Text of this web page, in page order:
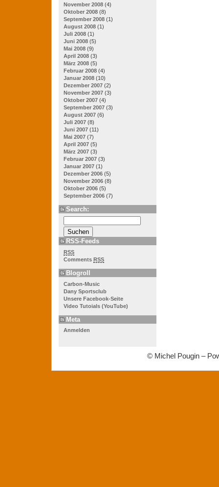
November 2008 (4)
Oktober 2008 (8)
September 2008 (1)
August 2008 (1)
Juli 2008 (1)
Juni 2008 (5)
Mai 2008 (9)
April 2008 (3)
März 2008 (5)
Februar 2008 (4)
Januar 2008 (10)
Dezember 2007 (2)
November 2007 (3)
Oktober 2007 (4)
September 2007 (3)
August 2007 (6)
Juli 2007 (8)
Juni 2007 (11)
Mai 2007 (7)
April 2007 (5)
März 2007 (3)
Februar 2007 (3)
Januar 2007 (1)
Dezember 2006 (5)
November 2006 (8)
Oktober 2006 (5)
September 2006 (7)
Search:
RSS-Feeds
RSS
Comments RSS
Blogroll
Carbon-Music
Dany Sportsclub
Unsere Facebook-Seite
Video Tutoials (YouTube)
Meta
Anmelden
© Michel Pougin –